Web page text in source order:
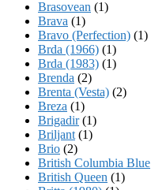
Brasovean (1)
Brava (1)
Bravo (Perfection) (1)
Brda (1966) (1)
Brda (1983) (1)
Brenda (2)
Brenta (Vesta) (2)
Breza (1)
Brigadir(1)
Briljant (1)
Brio (2)
British Columbia Blue
British Queen (1)